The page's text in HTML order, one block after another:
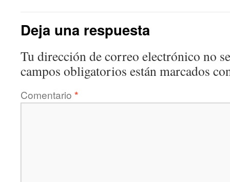
Deja una respuesta
Tu dirección de correo electrónico no
campos obligatorios están marcados
Comentario *